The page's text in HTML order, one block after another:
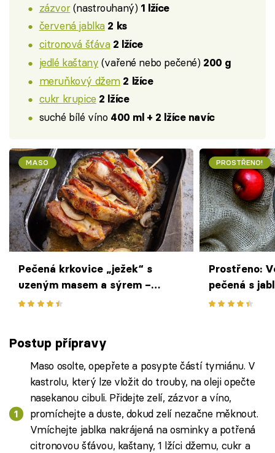
zázvor(nastrouhaný) 1 lžíce
červená jablka 2 ks
citronová šťáva 2 lžíce
jedlé kaštany (vařené nebo pečené) 200 g
meruňkový džem 2 lžíce
cukr krupice 2 lžíce
suché bílé víno 400 ml + 2 lžíce navíc
MASO
Pečená krkovice „ježek“ s
uzeným masem a sýrem –
šťavnatá pečínka, která se
PROSTŘENO!
Prostřeno:
pečená s
cibulí
Postup přípravy
Maso osolte, opepřete a posypte částí tymiánu. V
kastrolu, který lze vložit do trouby, na oleji opečte
nasekanou cibuli. Přidejte zelí, zázvor a víno,
promíchejte a duste, dokud zelí nezačne měknout.
Vmíchejte jablka nakrájená na osminky a potřená
citronovou šťávou, kaštany, 1 lžíci džemu, cukr a